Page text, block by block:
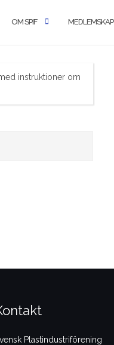
OM SPIF MEDLEMSKAP
instruktioner om
Plastindustriförening